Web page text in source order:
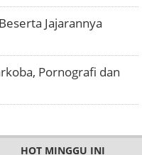
Jajarannya
Pornografi dan
HOT MINGGU INI